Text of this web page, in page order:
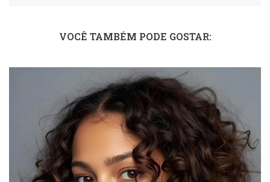
VOCÊ TAMBÉM PODE GOSTAR: